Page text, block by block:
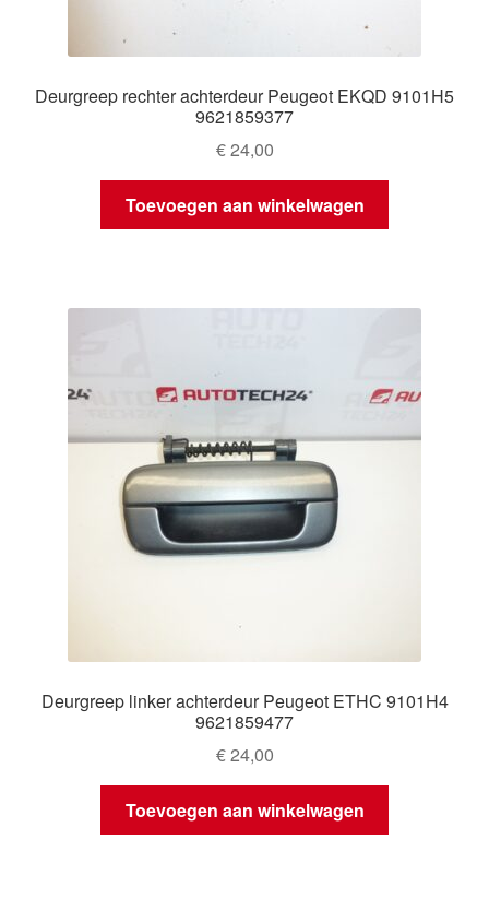
Deurgreep rechter achterdeur Peugeot EKQD 9101H5
9621859377
€24,00
Toevoegen aan winkelwagen
Deurgreep linker achterdeur Peugeot ETHC 9101H4
9621859477
€24,00
Toevoegen aan winkelwagen